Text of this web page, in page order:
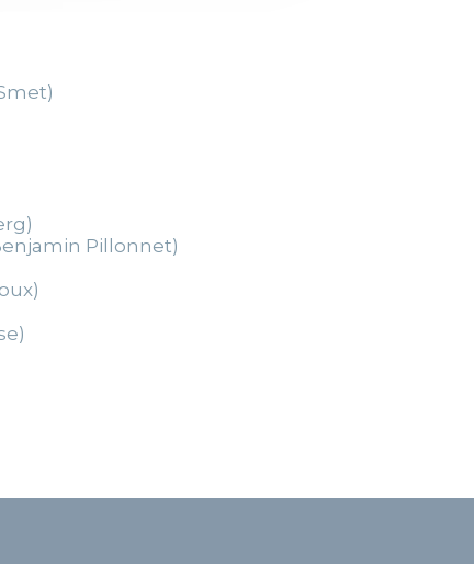
Pillonnet)